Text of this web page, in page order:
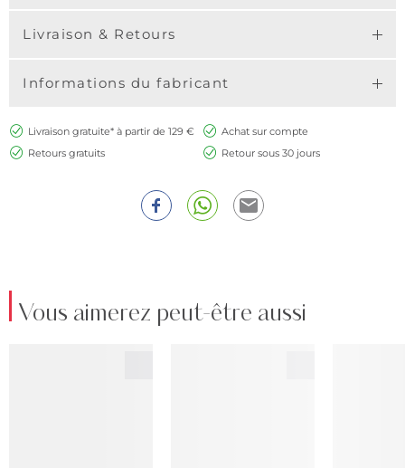
Livraison & Retours
Informations du fabricant
Livraison gratuite* à partir de 129 €
Achat sur compte
Retours gratuits
Retour sous 30 jours
Vous aimerez peut-être aussi